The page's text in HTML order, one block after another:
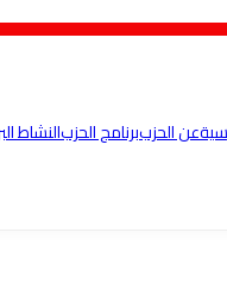
عن الحزببرنامج الحزبالنشاط